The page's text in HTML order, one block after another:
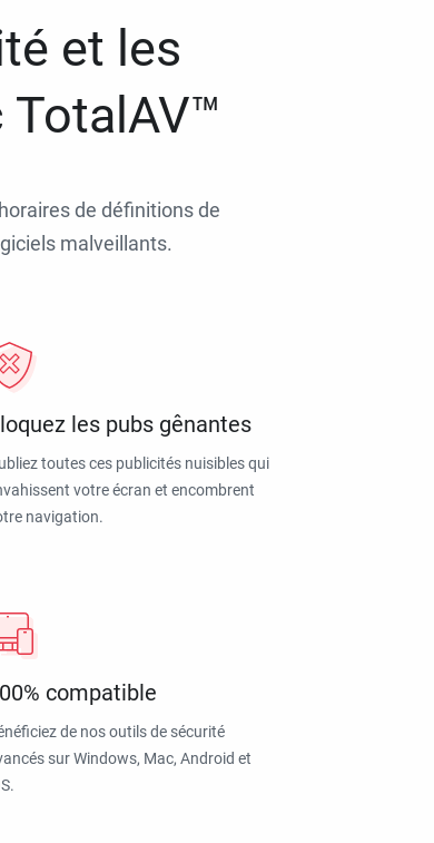
et les
de définitions de
malveillants.
les pubs gênantes
toutes ces publicités nuisibles qui
votre écran et encombrent
navigation.
compatible
de nos outils de sécurité
sur Windows, Mac, Android et